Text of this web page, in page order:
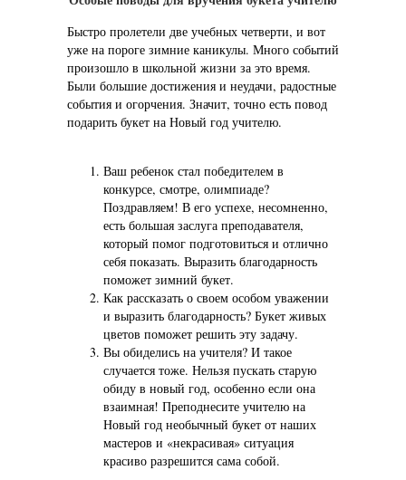
Быстро пролетели две учебных четверти, и вот
уже на пороге зимние каникулы. Много событий
произошло в школьной жизни за это время.
Были большие достижения и неудачи, радостные
события и огорчения. Значит, точно есть повод
подарить букет на Новый год учителю.
Ваш ребенок стал победителем в
конкурсе, смотре, олимпиаде?
Поздравляем! В его успехе, несомненно,
есть большая заслуга преподавателя,
который помог подготовиться и отлично
себя показать. Выразить благодарность
поможет зимний букет.
Как рассказать о своем особом уважении
и выразить благодарность? Букет живых
цветов поможет решить эту задачу.
Вы обиделись на учителя? И такое
случается тоже. Нельзя пускать старую
обиду в новый год, особенно если она
взаимная! Преподнесите учителю на
Новый год необычный букет от наших
мастеров и «некрасивая» ситуация
красиво разрешится сама собой.